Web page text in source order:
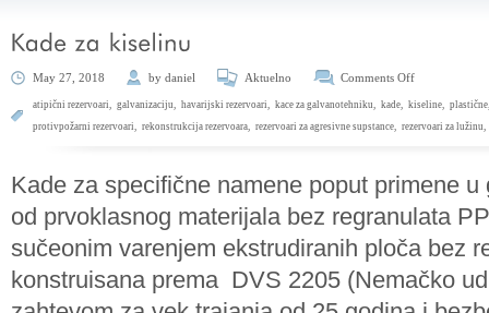
May 27, 2018 by daniel Aktuelno Comments Off
atipični rezervoari, galvanizaciju, havarijski rezervoari, kace za galvanotehniku, kade, kiseline, plastične,
protivpožarni rezervoari, rekonstrukcija rezervoara, rezervoari za agresivne supstance, rezervoari za lužinu,
Kade za specifične namene poput primene
od prvoklasnog materijala bez regranulata
sučeonim varenjem ekstrudiranih ploča bez
konstruisana prema DVS 2205 (Nemačko